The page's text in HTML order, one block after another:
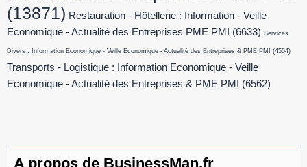
(13871) Restauration - Hôtellerie : Information - Veille
Economique - Actualité des Entreprises PME PMI
(6633) Services
Divers : Information Economique - Veille Economique - Actualité des Entreprises & PME PMI (4554)
Transports - Logistique : Information Economique - Veille
Economique - Actualité des Entreprises & PME PMI
(6562)
A propos de BusinessMan.fr